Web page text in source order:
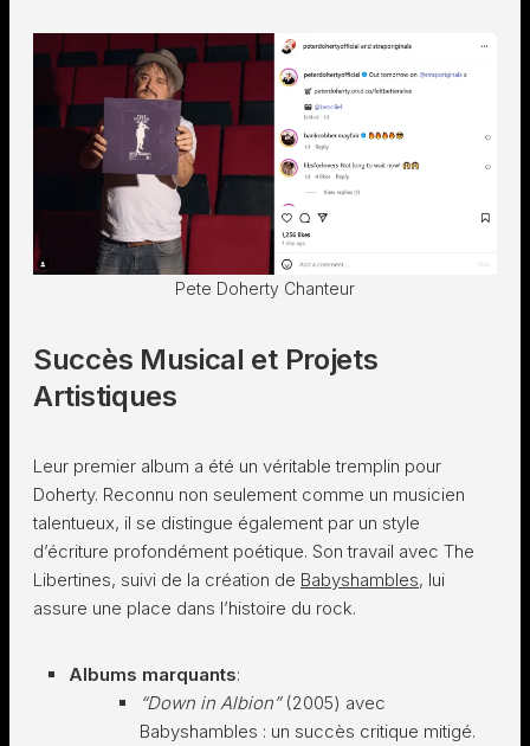
Pete Doherty Chanteur
Succès Musical et Projets
Artistiques
Leur premier album a été un véritable tremplin pour
Doherty. Reconnu non seulement comme un musicien
talentueux, il se distingue également par un style
d’écriture profondément poétique. Son travail avec The
Libertines, suivi de la création de Babyshambles, lui
assure une place dans l’histoire du rock.
Albums marquants:
“Down in Albion”(2005) avec
Babyshambles : un succès critique mitigé.